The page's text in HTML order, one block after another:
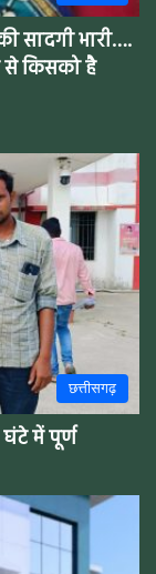
सादगी भारी….
से किसको है
छत्तीसगढ़
में पूर्ण